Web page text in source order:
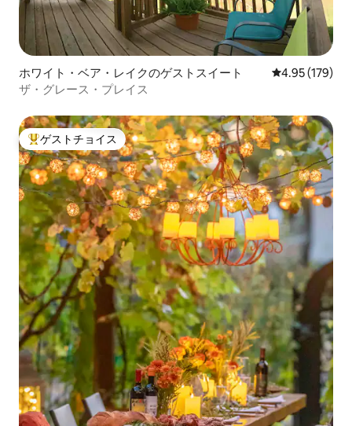
ホワイト・ベア・レイクのゲストスイート レビュー179
4.95 (179)
ザ・グレース・プレイス
大好評のゲストチョイスです。
ゲストチョイス